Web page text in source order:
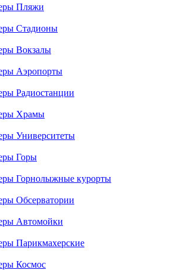
Пляжи
Стадионы
Вокзалы
Аэропорты
Радиостанции
Храмы
Университеты
Горы
Горнолыжные курорты
Обсерватории
Автомойки
Парикмахерские
Космос